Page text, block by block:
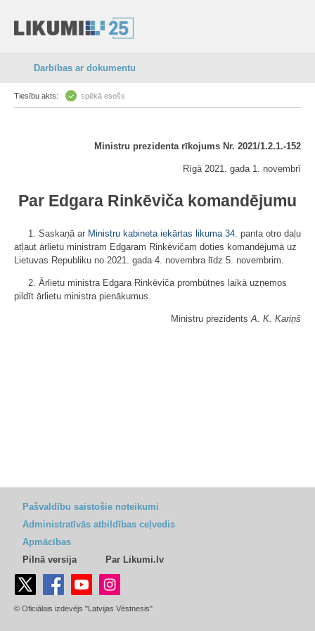
Darbības ar dokumentu
Tiesību akts: spēkā esošs
Ministru prezidenta rīkojums Nr. 2021/1.2.1.-152
Rīgā 2021. gada 1. novembrī
Par Edgara Rinkēviča komandējumu
1. Saskaņā ar Ministru kabineta iekārtas likuma 34. panta otro daļu
atļaut ārlietu ministram Edgaram Rinkēvičam doties komandējumā uz
Lietuvas Republiku no 2021. gada 4. novembra līdz 5. novembrim.
2. Ārlietu ministra Edgara Rinkēviča prombūtnes laikā uzņemos
pildīt ārlietu ministra pienākumus.
Ministru prezidentsA. K. Kariņš
Pašvaldību saistošie noteikumi
Administratīvās atbildības ceļvedis
Apmācības
Pilnā versija
Par Likumi.lv
© Oficiālais izdevējs "Latvijas Vēstnesis"